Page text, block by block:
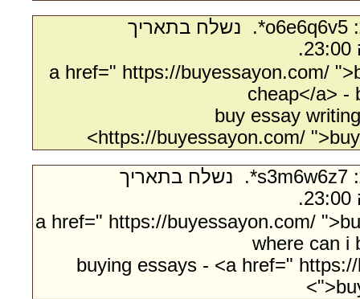
- מאת:‏ o6e6q6v5*. ‏ נשלח בתאריך
<a href=" https://buyessayon.com/
cheap</a> -
buy essay
https://buyessayon.com/
- מאת:‏ s3m6w6z7*. ‏ נשלח בתאריך
<a href=" https://buyessayon.com/
where can i
buying essays - <a href="